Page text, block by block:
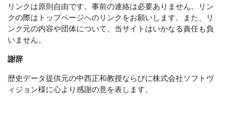
リンクは原則自由です。事前の連絡は必要ありません。リン
クの際はトップページへのリンクをお願いします。また、リ
ンク元の内容や団体について、当サイトはいかなる責任も負
いません。
謝辞
歴史データ提供元の中西正和教授ならびに株式会社ソフトヴ
ィジョン様に心より感謝の意を表します。